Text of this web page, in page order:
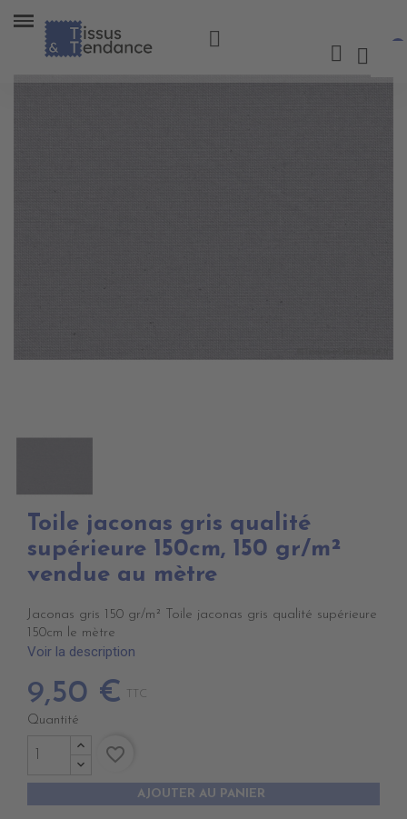
Toile jaconas gris qualité
supérieure 150cm, 150 gr/m²
vendue au mètre
Jaconas gris 150 gr/m² Toile jaconas gris qualité supérieure
150cm le mètre
Voir la description
9,50 € TTC
Quantité
AJOUTER AU PANIER
favorite_border